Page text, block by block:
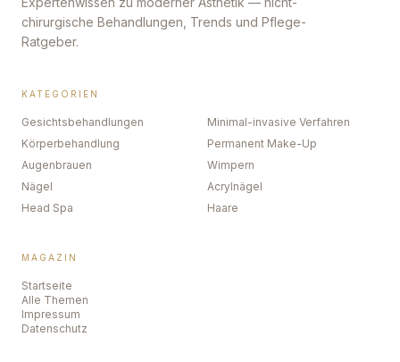
chirurgische Behandlungen, Trends und Pflege-
Ratgeber.
KATEGORIEN
Gesichtsbehandlungen
Minimal-invasive Verfahren
Körperbehandlung
Permanent Make-Up
Augenbrauen
Wimpern
Nägel
Acrylnägel
Head Spa
Haare
MAGAZIN
Startseite
Alle Themen
Impressum
Datenschutz